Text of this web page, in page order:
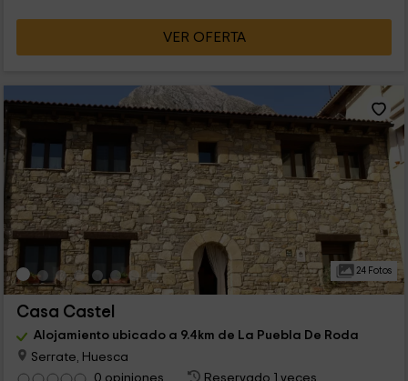
VER OFERTA
24 Fotos
Casa Castel
Alojamiento ubicado a 9.4km de La Puebla De Roda
Serrate, Huesca
0 opiniones
Reservado 1 veces